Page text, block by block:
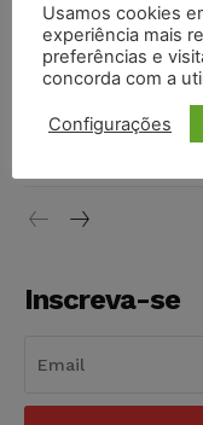
níveis
DIREITO TRIBUTÁRIO
Justiça do Trabalho
vendia canetas
Inscreva-se
Usamos cookies
experiência mais
preferências e
concorda com a
Configurações